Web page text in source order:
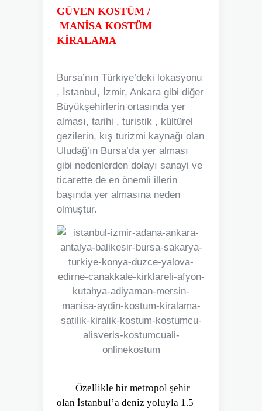
GÜVEN KOSTÜM /
MANİSA KOSTÜM
KİRALAMA
Bursa’nın Türkiye’deki lokasyonu
, İstanbul, İzmir, Ankara gibi diğer
Büyükşehirlerin ortasında yer
alması, tarihi , turistik , kültürel
gezilerin, kış turizmi kaynağı olan
Uludağ’ın Bursa’da yer alması
gibi nedenlerden dolayı sanayi ve
ticarette de en önemli illerin
başında yer almasına neden
olmuştur.
Özellikle bir metropol şehir
olan İstanbul’a deniz yoluyla 1.5